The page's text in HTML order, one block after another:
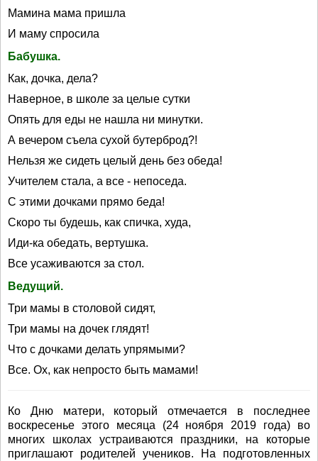
Мамина мама пришла
И маму спросила
Бабушка.
Как, дочка, дела?
Наверное, в школе за целые сутки
Опять для еды не нашла ни минутки.
А вечером съела сухой бутерброд?!
Нельзя же сидеть целый день без обеда!
Учителем стала, а все - непоседа.
С этими дочками прямо беда!
Скоро ты будешь, как спичка, худа,
Иди-ка обедать, вертушка.
Все усаживаются за стол.
Ведущий.
Три мамы в столовой сидят,
Три мамы на дочек глядят!
Что с дочками делать упрямыми?
Все. Ох, как непросто быть мамами!
Ко Дню матери, который отмечается в последнее
воскресенье этого месяца (24 ноября 2019 года) во
многих школах устраиваются праздники, на которые
приглашают родителей учеников. На подготовленных